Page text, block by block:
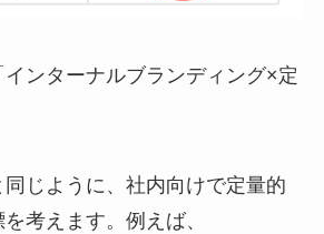
ンターナルブランディング×定
じように、社内向けで定量的
考えます。例えば、